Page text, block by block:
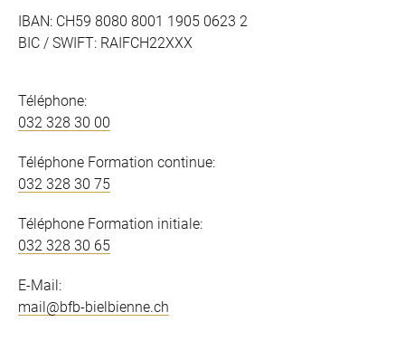
IBAN: CH59 8080 8001 1905 0623 2
BIC / SWIFT: RAIFCH22XXX
Téléphone:
032 328 30 00
Téléphone Formation continue:
032 328 30 75
Téléphone Formation initiale:
032 328 30 65
E-Mail:
mail@bfb-bielbienne.ch